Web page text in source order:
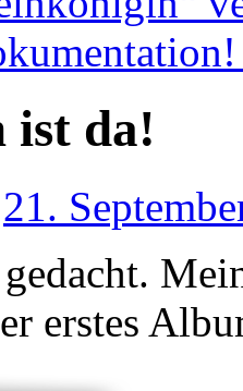
ist da!
21.
erstes